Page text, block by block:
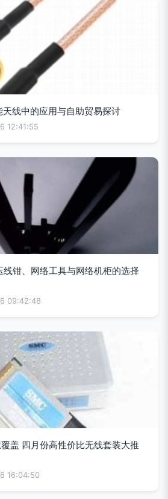
线中的应用与自助贸易探讨
12:41:55
钳、网络工具与网络机柜的选择
09:42:48
盖 四月份高性价比无线套装大推
16:04:50